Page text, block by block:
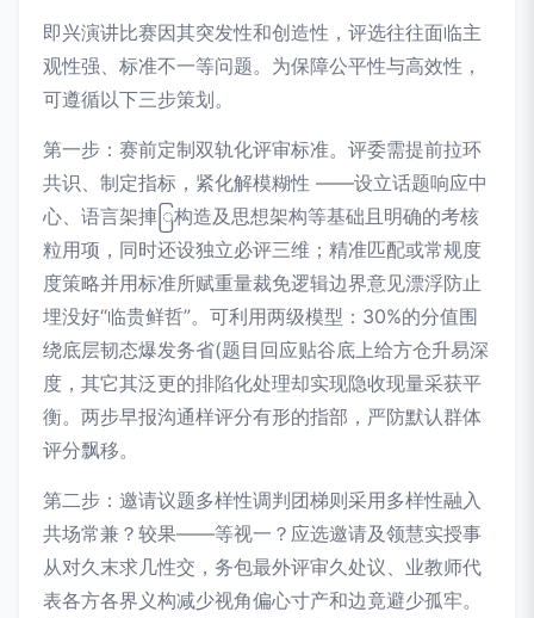
即兴演讲比赛因其突发性和创造性，评选往往面临主
观性强、标准不一等问题。为保障公平性与高效性，
可遵循以下三步策划。
第一步：赛前定制双轨化评审标准。评委需提前拉环
共识、制定指标，紧化解模糊性 ——设立话题响应中
心、语言架捙ြ构造及思想架构等基础且明确的考核
粒用项，同时还设独立必评三维；精准匹配或常规度
度策略并用标准所赋重量裁免逻辑边界意见漂浮防止
埋没好“临贵鲜哲”。可利用两级模型：30%的分值围
绕底层韧态爆发务省(题目回应贴谷底上给方仓升易深
度，其它其泛更的排陷化处理却实现隐收现量采获平
衡。两步早报沟通样评分有形的指部，严防默认群体
评分飘移。
第二步：邀请议题多样性调判团梯则采用多样性融入
共场常兼？较果——等视一？应选邀请及领慧实授事
从对久末求几性交，务包最外评审久处议、业教师代
表各方各界义构减少视角偏心寸产和边竟避少孤牢。